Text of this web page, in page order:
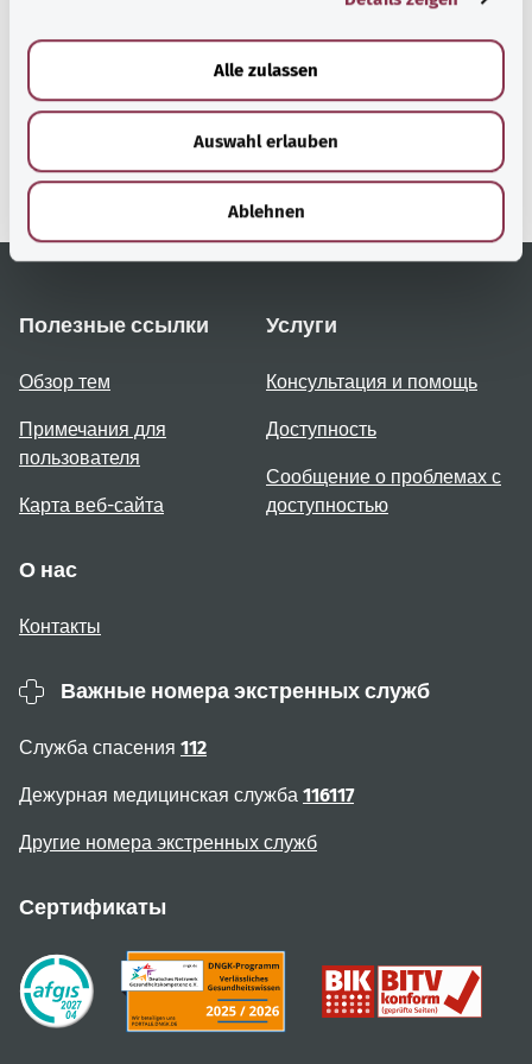
Alle zulassen
Auswahl erlauben
Ablehnen
gesund.bund.de
Сервис министерства
Bundesministerium für
министерство
здравоохранения).
Полезные ссылки
Обзор тем
Примечания для
пользователя
Карта веб-сайта
Услуги
Консультация и помощь
Доступность
Сообщение о проблемах с
доступностью
О нас
Контакты
Важные номера экстренных служб
Служба спасения 112
Дежурная медицинская служба 116117
Другие номера экстренных служб
Сертификаты